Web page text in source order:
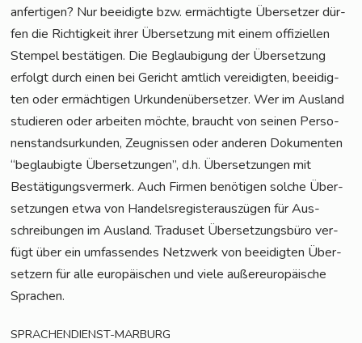
anfer­ti­gen? Nur beei­dig­te bzw. ermäch­tig­te Über­set­zer dür­
fen die Rich­tig­keit ihrer Über­set­zung mit einem offi­zi­el­len
Stem­pel bestä­ti­gen. Die Beglau­bi­gung der Über­set­zung
erfolgt durch einen bei Gericht amt­lich ver­ei­dig­ten, beei­dig­
ten oder ermäch­ti­gen Urkun­den­über­set­zer. Wer im Aus­land
stu­die­ren oder arbei­ten möch­te, braucht von sei­nen Per­so­
nen­stand­sur­kun­den, Zeug­nis­sen oder ande­ren Doku­men­ten
“beglau­big­te Über­set­zun­gen”, d.h. Über­set­zun­gen mit
Bestä­ti­gungs­ver­merk. Auch Fir­men benö­ti­gen sol­che Über­
set­zun­gen etwa von Han­dels­re­gis­ter­aus­zü­gen für Aus­
schrei­bun­gen im Aus­land. Tra­du­set Über­set­zungs­bü­ro ver­
fügt über ein umfas­sen­des Netz­werk von beei­dig­ten Über­
set­zern für alle euro­päi­schen und vie­le außer­eu­ro­päi­sche
Sprachen.
SPRACHENDIENST-MARBURG